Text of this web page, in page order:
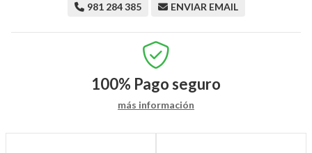
981 284 385 ENVIAR EMAIL
100% Pago seguro
más información